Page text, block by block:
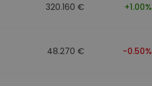
320.160 € +1.00%
48.270 € -0.50%